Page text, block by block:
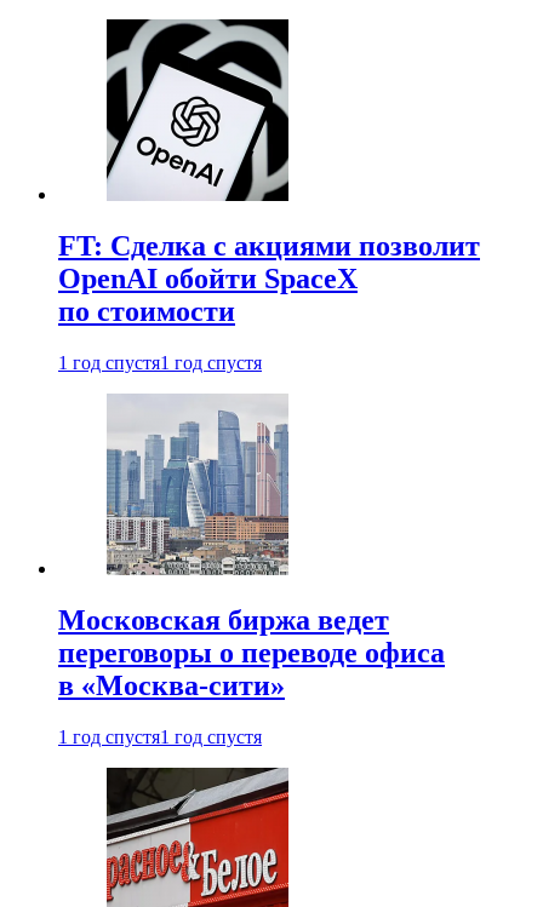
FT: Сделка с акциями позволит
OpenAI обойти SpaceX
по стоимости
1 год спустя1 год спустя
Московская биржа ведет
переговоры о переводе офиса
в «Москва-сити»
1 год спустя1 год спустя